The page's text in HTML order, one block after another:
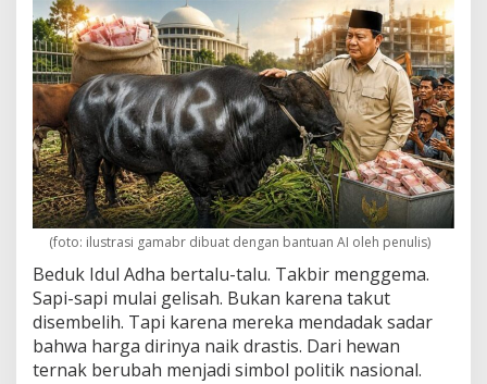
n
Q
u
r
b
a
n
(foto: ilustrasi gamabr dibuat dengan bantuan AI oleh penulis)
Beduk Idul Adha bertalu-talu. Takbir menggema.
Sapi-sapi mulai gelisah. Bukan karena takut
disembelih. Tapi karena mereka mendadak sadar
bahwa harga dirinya naik drastis. Dari hewan
ternak berubah menjadi simbol politik nasional.